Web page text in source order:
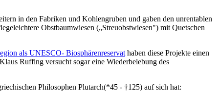
in den Fabriken und Kohlengruben und gaben den unrentablen
Obstbaumwiesen („Streuobstwiesen") mit Quetschen
als UNESCO- Biosphärenreservat haben diese Projekte einen
Ruffing versucht sogar eine Wiederbelebung des
Philosophen Plutarch(*45 - †125) auf sich hat: